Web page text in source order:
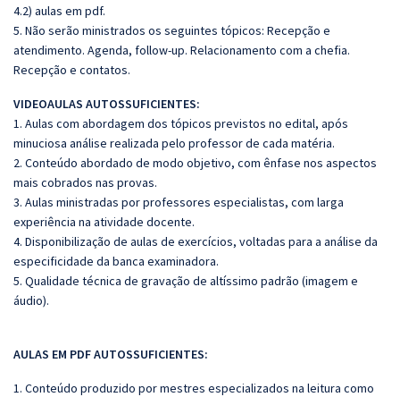
4.2) aulas em pdf.
5. Não serão ministrados os seguintes tópicos: Recepção e
atendimento. Agenda, follow-up. Relacionamento com a chefia.
Recepção e contatos.
VIDEOAULAS AUTOSSUFICIENTES:
1. Aulas com abordagem dos tópicos previstos no edital, após
minuciosa análise realizada pelo professor de cada matéria.
2. Conteúdo abordado de modo objetivo, com ênfase nos aspectos
mais cobrados nas provas.
3. Aulas ministradas por professores especialistas, com larga
experiência na atividade docente.
4. Disponibilização de aulas de exercícios, voltadas para a análise da
especificidade da banca examinadora.
5. Qualidade técnica de gravação de altíssimo padrão (imagem e
áudio).
AULAS EM PDF AUTOSSUFICIENTES:
1. Conteúdo produzido por mestres especializados na leitura como